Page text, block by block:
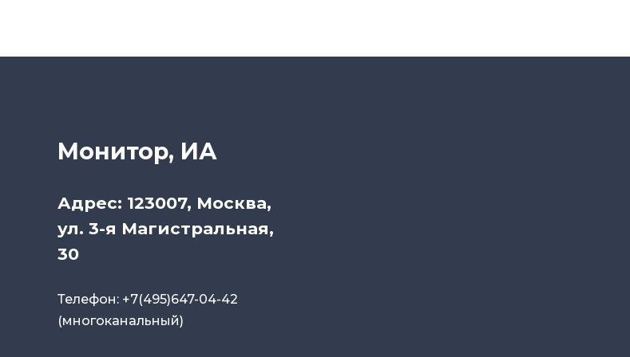
Монитор, ИА
Адрес: 123007, Москва,
ул. 3-я Магистральная,
30
Телефон: +7(495)647-04-42
(многоканальный)